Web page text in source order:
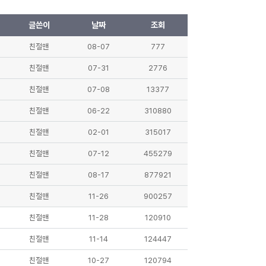
글쓴이 날짜 조회
친절맨 08-07 777
친절맨 07-31 2776
친절맨 07-08 13377
친절맨 06-22 310880
친절맨 02-01 315017
친절맨 07-12 455279
친절맨 08-17 877921
친절맨 11-26 900257
친절맨 11-28 120910
친절맨 11-14 124447
친절맨 10-27 120794